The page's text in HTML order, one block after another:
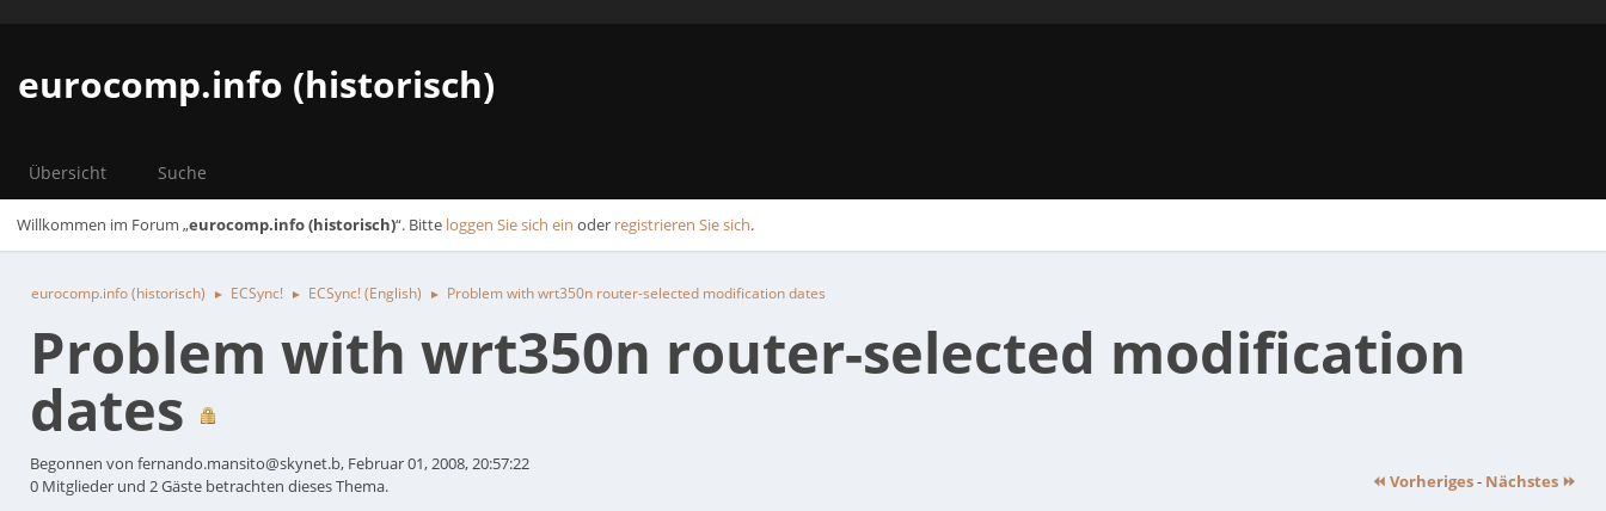
eurocomp.info (historisch)
Übersicht Suche
Willkommen im Forum „eurocomp.info (historisch)“. Bitte loggen Sie sich ein oder registrieren Sie sich.
eurocomp.info (historisch) ► ECSync! ► ECSync! (English) ► Problem with wrt350n router-selected modification dates
Problem with wrt350n router-selected modification
dates
Begonnen von fernando.mansito@skynet.b, Februar 01, 2008, 20:57:22
⏪ Vorheriges- Nächstes ⏩
0 Mitglieder und 2 Gäste betrachten dieses Thema.